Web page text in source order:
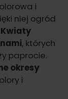
i
niej ogród
Kwiaty
, których
paprocie.
okresy
i